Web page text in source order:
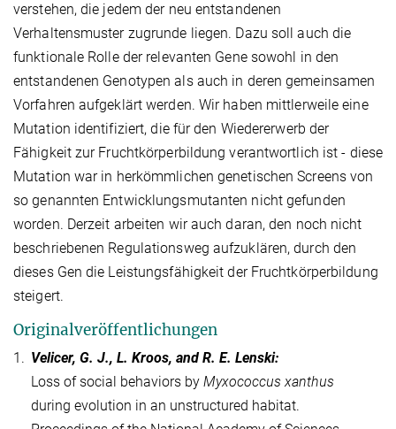
verstehen, die jedem der neu entstandenen
Verhaltensmuster zugrunde liegen. Dazu soll auch die
funktionale Rolle der relevanten Gene sowohl in den
entstandenen Genotypen als auch in deren gemeinsamen
Vorfahren aufgeklärt werden. Wir haben mittlerweile eine
Mutation identifiziert, die für den Wiedererwerb der
Fähigkeit zur Fruchtkörperbildung verantwortlich ist - diese
Mutation war in herkömmlichen genetischen Screens von
so genannten Entwicklungsmutanten nicht gefunden
worden. Derzeit arbeiten wir auch daran, den noch nicht
beschriebenen Regulationsweg aufzuklären, durch den
dieses Gen die Leistungsfähigkeit der Fruchtkörperbildung
steigert.
Originalveröffentlichungen
1. Velicer, G. J., L. Kroos, and R. E. Lenski:
Loss of social behaviors by Myxococcus xanthus
during evolution in an unstructured habitat.